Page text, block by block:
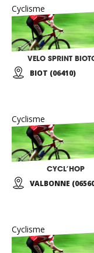
Cyclisme
VELO SPRINT
BIOT (06410)
Cyclisme
CYCL’HOP
VALBONNE
Cyclisme